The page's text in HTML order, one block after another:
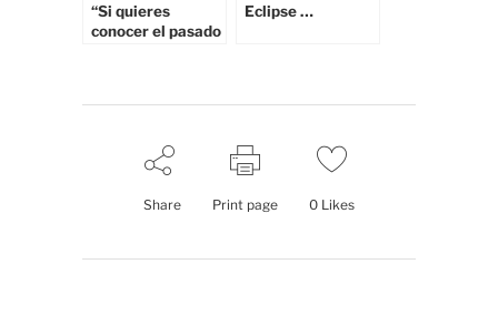
“Si quieres
conocer el pasado
quieres conocer el
presente que es
su causa” Buda
Eclipse …
Share Print page 0 Likes